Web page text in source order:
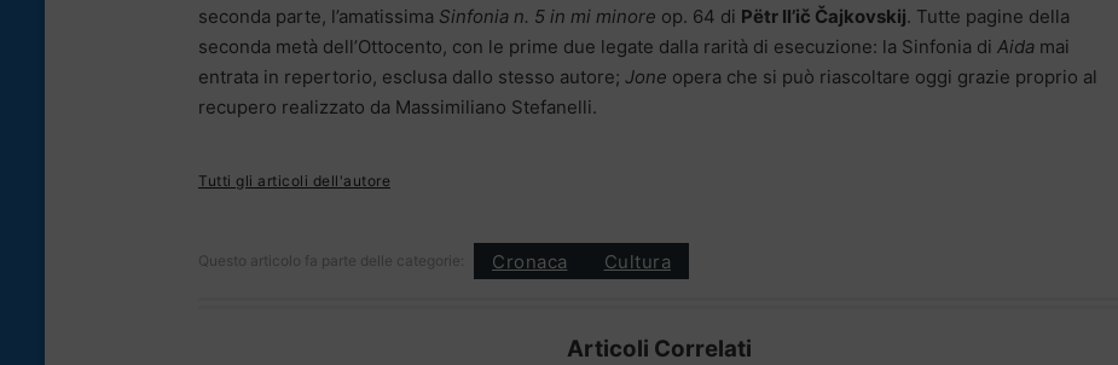
seconda parte, l’amatissima Sinfonia n. 5 in mi minore op. 64 di Pëtr Il’ič Čajkovskij. Tutte pagine della
seconda metà dell’Ottocento, con le prime due legate dalla rarità di esecuzione: la Sinfonia di Aida mai
entrata in repertorio, esclusa dallo stesso autore; Jone opera che si può riascoltare oggi grazie proprio al
recupero realizzato da Massimiliano Stefanelli.
Tutti gli articoli dell'autore
Questo articolo fa parte delle categorie: Cronaca Cultura
Articoli Correlati